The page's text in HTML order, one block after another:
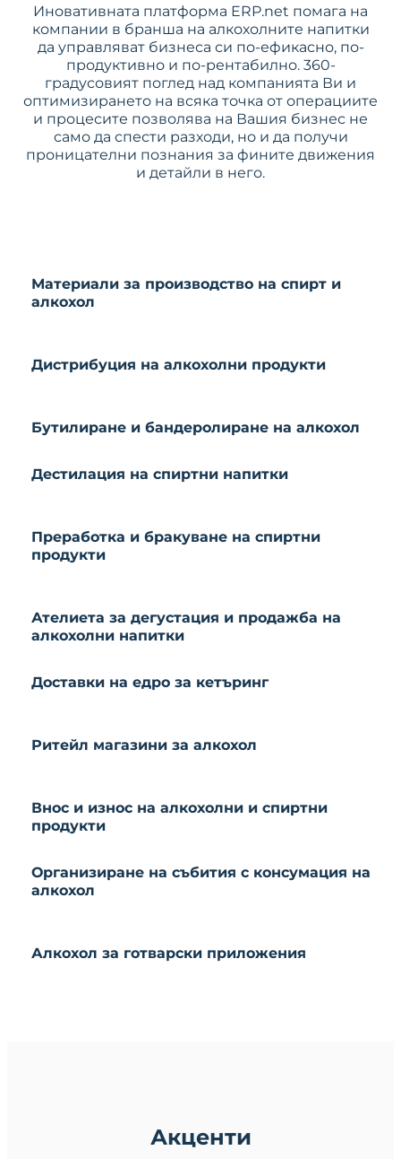
Иновативната платформа ERP.net помага на
компании в бранша на алкохолните напитки
да управляват бизнеса си по-ефикасно, по-
продуктивно и по-рентабилно. 360-
градусовият поглед над компанията Ви и
оптимизирането на всяка точка от операциите
и процесите позволява на Вашия бизнес не
само да спести разходи, но и да получи
проницателни познания за фините движения
и детайли в него.
Материали за производство на спирт и
алкохол
Дистрибуция на алкохолни продукти
Бутилиране и бандеролиране на алкохол
Дестилация на спиртни напитки
Преработка и бракуване на спиртни
продукти
Ателиета за дегустация и продажба на
алкохолни напитки
Доставки на едро за кетъринг
Ритейл магазини за алкохол
Внос и износ на алкохолни и спиртни
продукти
Организиране на събития с консумация на
алкохол
Алкохол за готварски приложения
Акценти